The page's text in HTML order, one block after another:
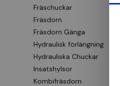
Fräschuckar
Fräsdorn
Fräsdorn Gänga
Hydraulisk förlängning
Hydrauliska Chuckar
Insatshylsor
Kombifräsdorn